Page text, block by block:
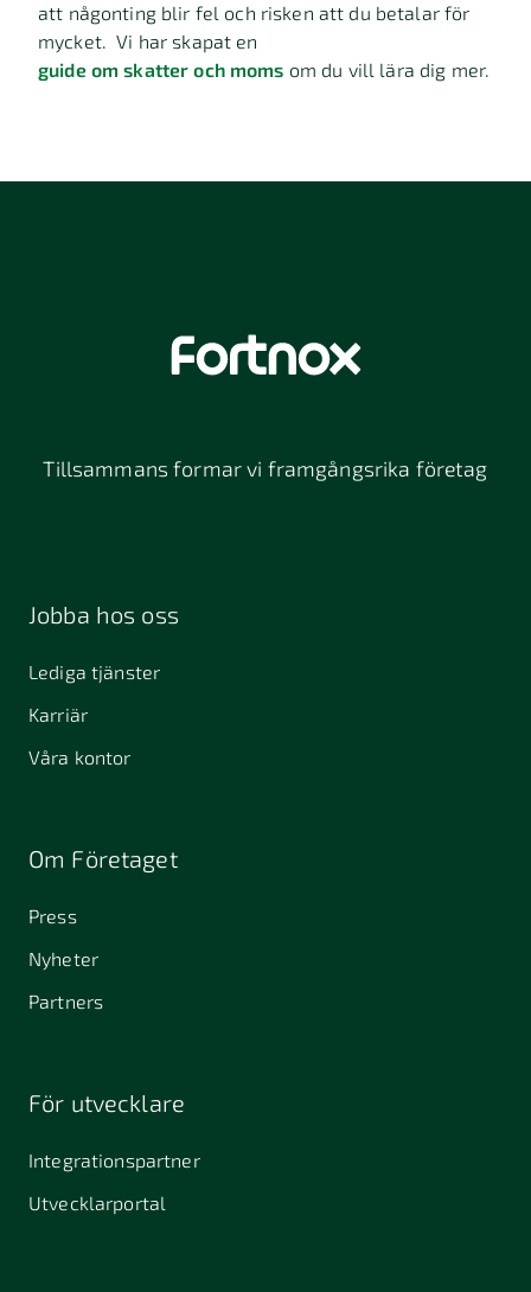
att någonting blir fel och risken att du betalar för
mycket. Vi har skapat en
guide om skatter och moms om du vill lära dig mer.
Tillsammans formar vi framgångsrika företag
Jobba hos oss
Lediga tjänster
Karriär
Våra kontor
Om Företaget
Press
Nyheter
Partners
För utvecklare
Integrationspartner
Utvecklarportal